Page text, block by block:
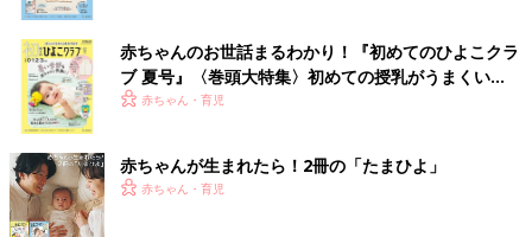
赤ちゃんのお世話まるわかり！『初めてのひよこクラ
ブ 夏号』〈巻頭大特集〉初めての授乳がうまくい
く！ おっぱい・ミルクの基本と夏のトラブル 解決テ
赤ちゃん・育児
赤ちゃんが生まれたら！2冊の「たまひよ」
赤ちゃん・育児